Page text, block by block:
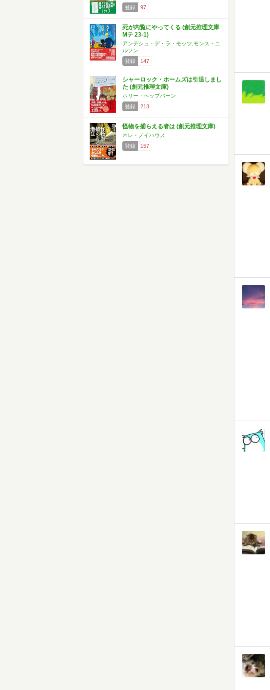
登録
97
死が内覧にやってくる (創元推理文庫
Mテ 23-1)
アンデシュ・デ・ラ・モッツ,モンス・ニ
ルソン
登録
147
シャーロック・ホームズは引退しまし
た (創元推理文庫)
ホリー・ヘップバーン
登録
213
怪物を捕らえる者は (創元推理文庫)
ネレ・ノイハウス
登録
157